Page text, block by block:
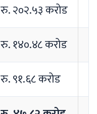
रु. २०२.५३ करोड
रु. १४०.४८ करोड
रु. ९१.६८ करोड